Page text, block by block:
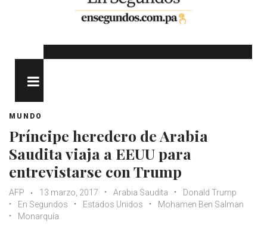
MUNDO
Príncipe heredero de Arabia
Saudita viaja a EEUU para
entrevistarse con Trump
AFP 13 marzo, 2017 Arabia Saudita
Donald Trump
En Segundos
Estados Unidos
Mohamen Ben Salman
Monarquía